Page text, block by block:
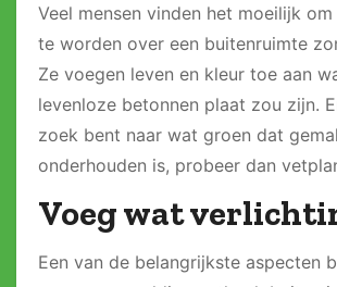
Veel mensen vinden het moeilijk
te worden over een buitenruimte
Ze voegen leven en kleur toe aan
levenloze betonnen plaat zou zijn.
zoek bent naar wat groen dat
onderhouden is, probeer dan
Voeg wat
Een van de belangrijkste aspecten